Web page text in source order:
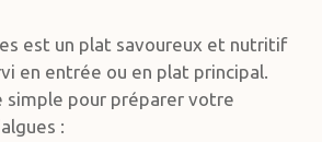
est un plat savoureux et nutritif
en entrée ou en plat principal.
simple pour préparer votre
: